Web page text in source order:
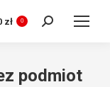
zł 0 Szukaj:
podmiot